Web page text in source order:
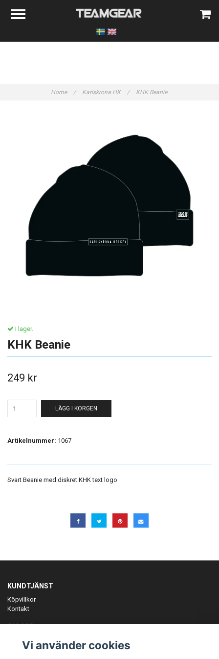
Home / Karlskrona HK / KHK Beanie
I lager.
KHK Beanie
249 kr
LÄGG I KORGEN
Artikelnummer: 1067
Svart Beanie med diskret KHK text logo
KUNDTJÄNST
Köpvillkor
Kontakt
OM OSS
ANMÄL DIG TILL VÅRT NYHETSBREV
Vi använder cookies